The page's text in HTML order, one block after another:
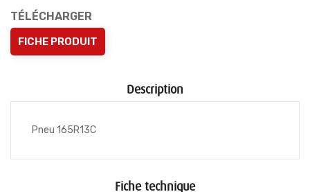
TÉLÉCHARGER
FICHE PRODUIT
Description
Pneu 165R13C
Fiche technique